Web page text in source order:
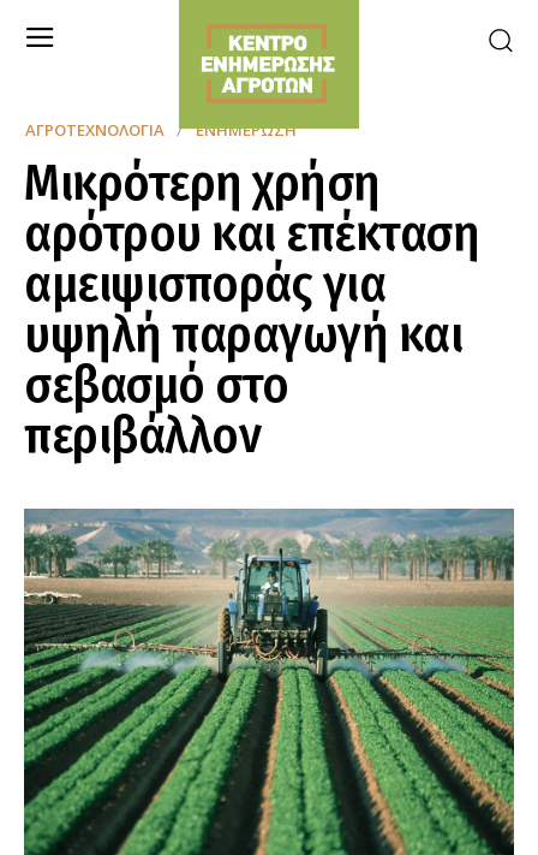
ΑΓΡΟΤΕΧΝΟΛΟΓΊΑ ΕΝΗΜΈΡΩΣΗ
Μικρότερη χρήση
αρότρου και επέκταση
αμειψισποράς για
υψηλή παραγωγή και
σεβασμό στο
περιβάλλον